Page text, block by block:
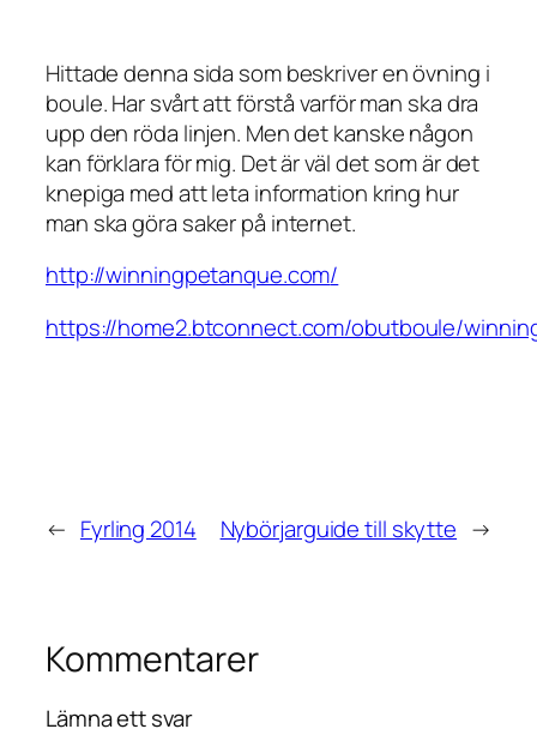
Hittade denna sida som beskriver en övning i
boule. Har svårt att förstå varför man ska dra
upp den röda linjen. Men det kanske någon
kan förklara för mig. Det är väl det som är det
knepiga med att leta information kring hur
man ska göra saker på internet.
http://winningpetanque.com/
https://home2.btconnect.com/obutboule/
← Fyrling 2014 Nybörjarguide till skytte →
Kommentarer
Lämna ett svar